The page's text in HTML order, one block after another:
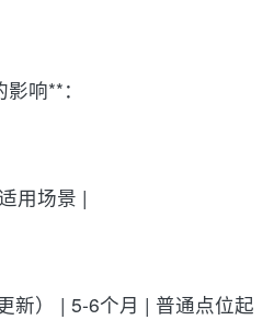
响**：
用场景 |
新） | 5-6个月 | 普通点位起